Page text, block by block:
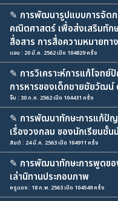
✎ การพัฒนารูปแบบการจัดก
คณิตศาสตร์ เพื่อส่งเสริมทัก
สื่อสาร การสื่อความหมายท
แอน : 20 มี.ค. 2562 เปิด 104829 ครั้ง
✎ การวิเคราะห์การแก้โจท
การหารของเด็กชายชัยวัฒ
จิ๊บ : 30 ก.ค. 2562 เปิด 104431 ครั้ง
✎ การพัฒนาทักษะการแก้ปั
เรื่องวงกลม ของนักเรียนชั้
สันต์ : 24 มี.ค. 2563 เปิด 104911 ครั้ง
✎ การพัฒนาทักษะการพูดข
เล่านิทานประกอบภาพ
ครูแดง : 18 ก.พ. 2563 เปิด 104549 ครั้ง